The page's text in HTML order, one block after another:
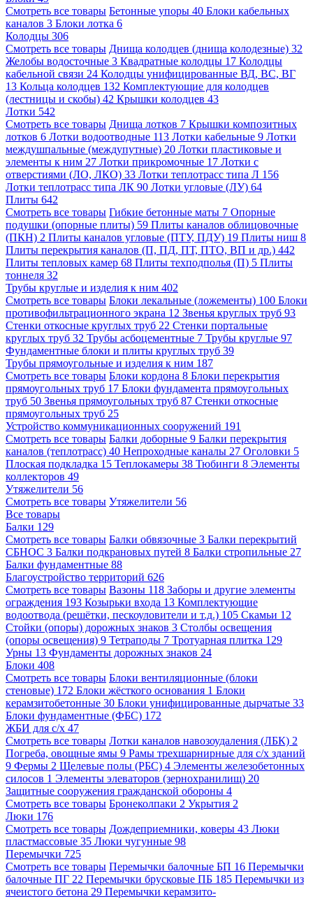
Смотреть все товары Бетонные упоры 40 Блоки кабельных
каналов 3 Блоки лотка 6
Колодцы 306
Смотреть все товары Днища колодцев (днища колодезные) 32
Желобы водосточные 3 Квадратные колодцы 17 Колодцы
кабельной связи 24 Колодцы унифицированные ВД, ВС, ВГ
13 Кольца колодцев 132 Комплектующие для колодцев
(лестницы и скобы) 42 Крышки колодцев 43
Лотки 542
Смотреть все товары Днища лотков 7 Крышки композитных
лотков 6 Лотки водоотводные 113 Лотки кабельные 9 Лотки
междушпальные (междупутные) 20 Лотки пластиковые и
элементы к ним 27 Лотки прикромочные 17 Лотки с
отверстиями (ЛО, ЛКО) 33 Лотки теплотрасс типа Л 156
Лотки теплотрасс типа ЛК 90 Лотки угловые (ЛУ) 64
Плиты 642
Смотреть все товары Гибкие бетонные маты 7 Опорные
подушки (опорные плиты) 59 Плиты каналов облицовочные
(ПКН) 2 Плиты каналов угловые (ПТУ, ПДУ) 19 Плиты ниш 8
Плиты перекрытия каналов (П, ПД, ПТ, ПТО, ВП и др.) 442
Плиты тепловых камер 68 Плиты техподполья (П) 5 Плиты
тоннеля 32
Трубы круглые и изделия к ним 402
Смотреть все товары Блоки лекальные (ложементы) 100 Блоки
противофильтрационного экрана 12 Звенья круглых труб 93
Стенки откосные круглых труб 22 Стенки портальные
круглых труб 32 Трубы асбоцементные 7 Трубы круглые 97
Фундаментные блоки и плиты круглых труб 39
Трубы прямоугольные и изделия к ним 187
Смотреть все товары Блоки кордона 8 Блоки перекрытия
прямоугольных труб 17 Блоки фундамента прямоугольных
труб 50 Звенья прямоугольных труб 87 Стенки откосные
прямоугольных труб 25
Устройство коммуникационных сооружений 191
Смотреть все товары Балки доборные 9 Балки перекрытия
каналов (теплотрасс) 40 Непроходные каналы 27 Оголовки 5
Плоская подкладка 15 Теплокамеры 38 Тюбинги 8 Элементы
коллекторов 49
Утяжелители 56
Смотреть все товары Утяжелители 56
Все товары
Балки 129
Смотреть все товары Балки обвязочные 3 Балки перекрытий
СБНОС 3 Балки подкрановых путей 8 Балки стропильные 27
Балки фундаментные 88
Благоустройство территорий 626
Смотреть все товары Вазоны 118 Заборы и другие элементы
ограждения 193 Козырьки входа 13 Комплектующие
водоотвода (решётки, пескоуловители и т.д.) 105 Скамьи 12
Стойки (опоры) дорожных знаков 3 Столбы освещения
(опоры освещения) 9 Тетраподы 7 Тротуарная плитка 129
Урны 13 Фундаменты дорожных знаков 24
Блоки 408
Смотреть все товары Блоки вентиляционные (блоки
стеновые) 172 Блоки жёсткого основания 1 Блоки
керамзитобетонные 30 Блоки унифицированные дырчатые 33
Блоки фундаментные (ФБС) 172
ЖБИ для с/х 47
Смотреть все товары Лотки каналов навозоудаления (ЛБК) 2
Погреба, овощные ямы 9 Рамы трехшарнирные для с/х зданий
9 Фермы 2 Щелевые полы (РБС) 4 Элементы железобетонных
силосов 1 Элементы элеваторов (зернохранилищ) 20
Защитные сооружения гражданской обороны 4
Смотреть все товары Бронеколпаки 2 Укрытия 2
Люки 176
Смотреть все товары Дождеприемники, коверы 43 Люки
пластмассовые 35 Люки чугунные 98
Перемычки 725
Смотреть все товары Перемычки балочные БП 16 Перемычки
балочные ПГ 22 Перемычки брусковые ПБ 185 Перемычки из
ячеистого бетона 29 Перемычки керамзито-